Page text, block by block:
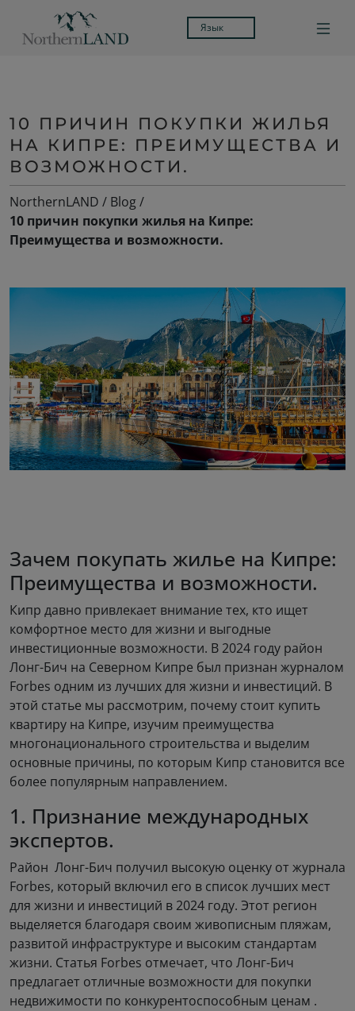
Язык
10 ПРИЧИН ПОКУПКИ ЖИЛЬЯ
НА КИПРЕ: ПРЕИМУЩЕСТВА И
ВОЗМОЖНОСТИ.
NorthernLAND / Blog/
10 причин покупки жилья на Кипре:
Преимущества и возможности.
Зачем покупать жилье на Кипре:
Преимущества и возможности.
Кипр давно привлекает внимание тех, кто ищет
комфортное место для жизни и выгодные
инвестиционные возможности. В 2024 году район
Лонг-Бич на Северном Кипре был признан журналом
Forbes одним из лучших для жизни и инвестиций. В
этой статье мы рассмотрим, почему стоит купить
квартиру на Кипре, изучим преимущества
многонационального строительства и выделим
основные причины, по которым Кипр становится все
более популярным направлением.
1. Признание международных
экспертов.
Район Лонг-Бич получил высокую оценку от журнала
Forbes, который включил его в список лучших мест
для жизни и инвестиций в 2024 году. Этот регион
выделяется благодаря своим живописным пляжам,
развитой инфраструктуре и высоким стандартам
жизни. Статья Forbes отмечает, что Лонг-Бич
предлагает отличные возможности для покупки
недвижимости по конкурентоспособным ценам .